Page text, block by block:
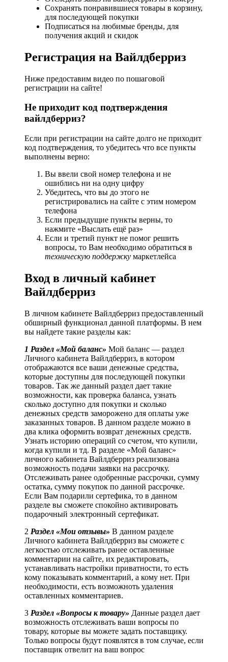
Сохранять понравившиеся товары в корзину,
для последующей покупки
Подписаться на любимые бренды, для
получения акций и скидок
Регистрация на Вайлдберриз
Ниже предоставим видео по пошаговой
регистрации на сайте!
Не приходит код подтверждения
вайлдберриз?
Если при регистрации на сайте долго не приходит
код подтверждения, то убедитесь что все пункты
выполнены верно:
Вы ввели свой номер телефона и не
ошиблись ни на одну цифру
Убедитесь, что вы до этого не
регистрировались на сайте с этим номером
телефона
Если предыдущие пункты верны, то
нажмите «Выслать ещё раз»
Если и третий пункт не помог решить
вопросы, то Вам необходимо обратиться в
техническую поддержку маркетлейса
Вход в личный кабинет
Вайлдберриз
В личном кабинете Вайлдберриз предоставленный
обширный функционал данной платформы. В нем
вы найдете такие разделы как:
1 Раздел «Мой баланс» Мой баланс — раздел
Личного кабинета Вайлдберриз, в котором
отображаются все ваши денежные средства,
которые доступны для последующей покупки
товаров. Так же данный раздел дает такие
возможности, как проверка баланса, узнать
сколько доступно для покупки и сколько
денежных средств заморожено для оплаты уже
заказанных товаров. В данном разделе можно в
два клика оформить возврат денежных средств.
Узнать историю операций со счетом, что купили,
когда купили и тд. В разделе «Мой баланс»
личного кабинета Вайлдберриз реализована
возможность подачи заявки на рассрочку.
Отслеживать ранее одобренные рассрочки, сумму
остатка, сумму покупок по данной рассрочке.
Если Вам подарили сертефика, то в данном
разделе вы сможете спокойно активировать
подарочный электронный сертефикат.
2 Раздел «Мои отзывы» В данном разделе
Личного кабинета Вайлдберриз вы сможете с
легкостью отслеживать ранее оставленные
комментарии на сайте, их редактировать,
устанавливать настройки приватности, то есть
кому показывать комментарий, а кому нет. При
необходимости, есть возможноть удаления
оставленных комментариев.
3 Раздел «Вопросы к товару» Данные раздел дает
возможность отслеживать ваши вопросы по
товару, которые вы можете задать поставщику.
Только вопросы будут появлятся в том случае, если
поставщик отвелит на ваш вопрос